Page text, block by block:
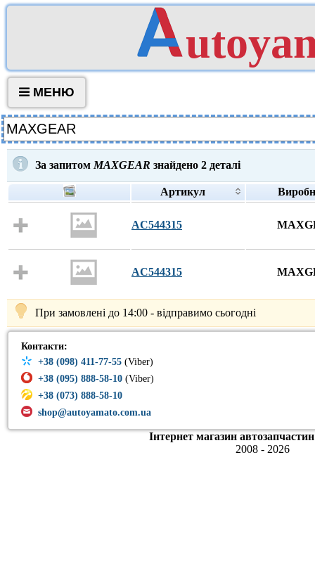
МЕНЮ
За запитом MAXGEAR знайдено 2 деталі
Артикул
AC544315
AC544315
При замовлені до 14:00 - відправимо сьогодні
Контакти:
+38 (098) 411-77-55 (Viber)
+38 (095) 888-58-10 (Viber)
+38 (073) 888-58-10
shop@autoyamato.com.ua
Інтернет магазин
2008 - 2026